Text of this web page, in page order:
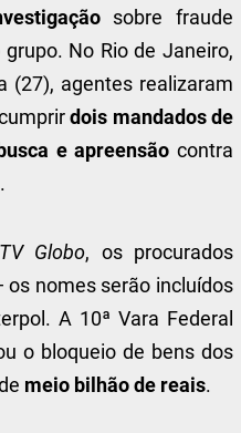
sobre fraude
grupo. No Rio de Janeiro,
(27), agentes realizaram
dois mandados de
e apreensão contra
TV Globo, os procurados
os nomes serão incluídos
A 10ª Vara Federal
o bloqueio de bens dos
meio bilhão de reais.